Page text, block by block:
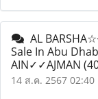
AL
Sale In Abu
AIN✓✓AJMAN
14 ส.ค. 2567 02:40